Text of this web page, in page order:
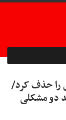
را حذف کرد/
دو مشکلی